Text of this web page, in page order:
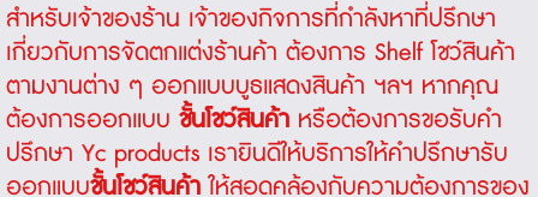
สำหรับเจ้าของร้าน เจ้าของกิจการที่กำลังหาที่ปรึกษา
เกี่ยวกับการจัดตกแต่งร้านค้า ต้องการ Shelf โชว์สินค้า
ตามงานต่าง ๆ ออกแบบบูธแสดงสินค้า ฯลฯ หากคุณ
ต้องการออกแบบ ชั้นโชว์สินค้าหรือต้องการขอรับคำ
ปรึกษา Yc products เรายินดีให้บริการให้คำปรึกษารับ
ออกแบบชั้นโชว์สินค้าให้สอดคล้องกับความต้องการของ